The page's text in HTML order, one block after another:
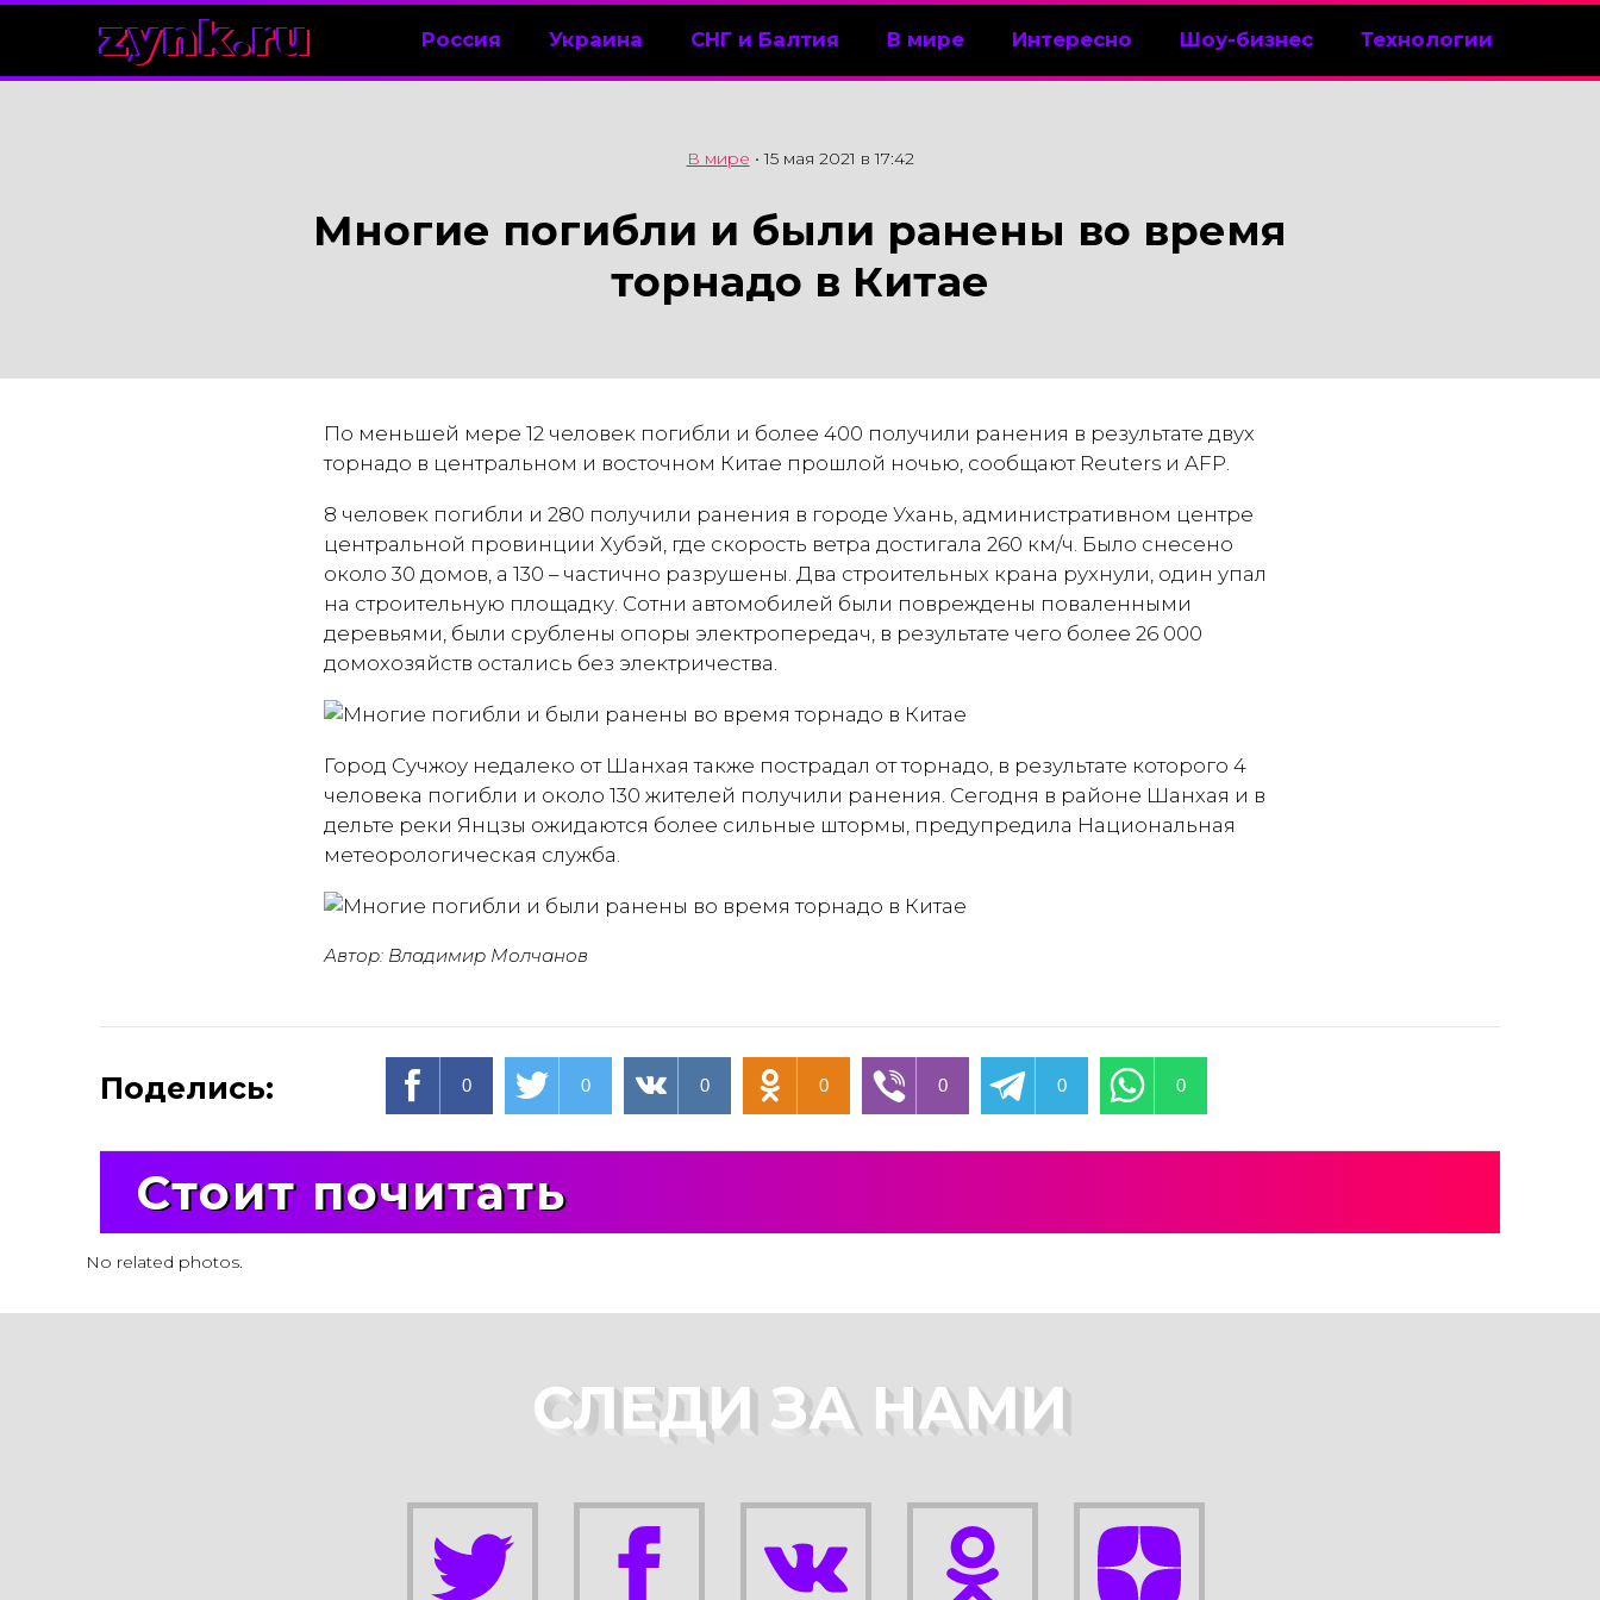
zynk.ru Россия Украина СНГ и Балтия В мире Интересно Шоу-бизнес Технологии
В мире •15 мая 2021 в 17:42
Многие погибли и были ранены во время
торнадо в Китае
По меньшей мере 12 человек погибли и более 400 получили ранения в результате двух
торнадо в центральном и восточном Китае прошлой ночью, сообщают Reuters и AFP.
8 человек погибли и 280 получили ранения в городе Ухань, административном центре
центральной провинции Хубэй, где скорость ветра достигала 260 км/ч. Было снесено
около 30 домов, а 130 – частично разрушены. Два строительных крана рухнули, один упал
на строительную площадку. Сотни автомобилей были повреждены поваленными
деревьями, были срублены опоры электропередач, в результате чего более 26 000
домохозяйств остались без электричества.
Город Сучжоу недалеко от Шанхая также пострадал от торнадо, в результате которого 4
человека погибли и около 130 жителей получили ранения. Сегодня в районе Шанхая и в
дельте реки Янцзы ожидаются более сильные штормы, предупредила Национальная
метеорологическая служба.
Автор: Владимир Молчанов
Поделись: 0 0 0 0 0 0 0
Стоит почитать
No related photos.
СЛЕДИ ЗА НАМИ